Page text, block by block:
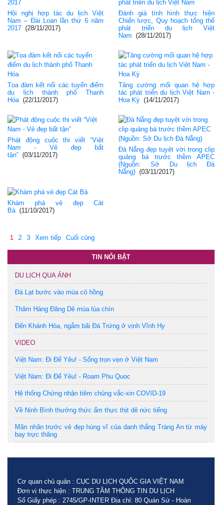
Hội nghị hợp tác du lịch Việt
Nam – Đài Loan lần thứ 6 năm
2017 (28/11/2017)
Đánh giá tình hình thực hiện
Chiến lược, Quy hoạch tổng thể
phát triển du lịch Việt
Nam (28/11/2017)
Tọa đàm kết nối các tuyến điểm
du lịch thành phố Thanh
Hóa (22/11/2017)
Tăng cường mối quan hệ hợp
tác phát triển du lịch Việt Nam -
Hoa Kỳ (14/11/2017)
Phát động cuộc thi viết “Việt
Nam - Vẻ đẹp bất
tận” (03/11/2017)
Đà Nẵng đẹp tuyệt vời trong clip
quảng bá trước thềm APEC
(Nguồn: Sở Du lịch Đà
Nẵng) (03/11/2017)
Khám phá vẻ đẹp Cát
Bà (11/10/2017)
1 2 3 Xem tiếp Cuối cùng
TIN NỔI BẬT
DU LỊCH QUA ẢNH
Đà Lạt bước vào mùa cỏ hồng
Thăm Háng Đăng Dê mùa lúa chín
Đến Khánh Hòa, ngắm bãi Đá Trứng ở vịnh Vĩnh Hy
VIDEO
Việt Nam: Đi Để Yêu! - Sống trọn vẹn ở Việt Nam
Việt Nam: Đi Để Yêu! - Roam Phu Quoc
Hệ thống Chứng nhận tiêm chủng vắc-xin COVID-19
Về Ninh Bình thưởng thức ẩm thực thịt dê nức tiếng
Mãn nhãn trước vẻ đẹp hùng vĩ của danh thắng Tràng An từ máy
bay trực thăng
Cơ quan chủ quản : CỤC DU LỊCH QUỐC GIA VIỆT NAM
Đơn vị thực hiện : TRUNG TÂM THÔNG TIN DU LỊCH
Số Giấy phép : 2745/GP-INTER Địa chỉ: 80 Quán Sứ - Hoàn